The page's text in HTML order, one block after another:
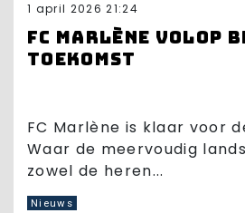
1 april 2026 21:24
FC Marlène volop
toekomst
FC Marlène is klaar voor
Waar de meervoudig
zowel de heren...
Nieuws